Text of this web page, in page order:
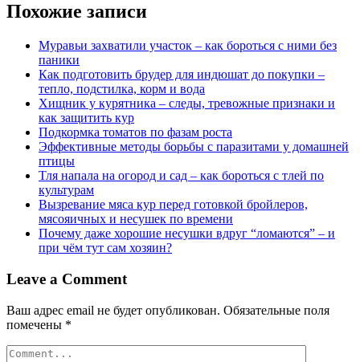
Похожие записи
Муравьи захватили участок – как бороться с ними без
паники
Как подготовить брудер для индюшат до покупки –
тепло, подстилка, корм и вода
Хищник у курятника – следы, тревожные признаки и
как защитить кур
Подкормка томатов по фазам роста
Эффективные методы борьбы с паразитами у домашней
птицы
Тля напала на огород и сад – как бороться с тлей по
культурам
Вызревание мяса кур перед готовкой бройлеров,
мясояичных и несушек по времени
Почему даже хорошие несушки вдруг “ломаются” – и
при чём тут сам хозяин?
Leave a Comment
Ваш адрес email не будет опубликован. Обязательные поля
помечены *